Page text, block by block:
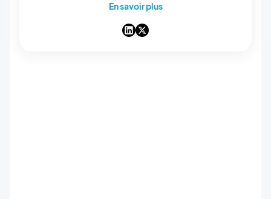
et — de plus en plus — la manière dont ils
ressortent dans les réponses des IA. Storyteller
En savoir plus